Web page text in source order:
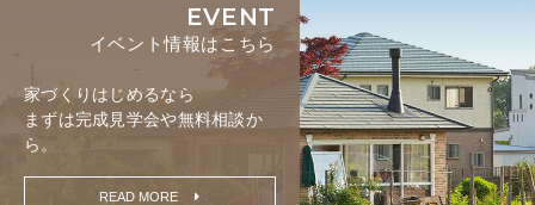
EVENT
イベント情報はこちら
家づくりはじめるなら
まずは完成見学会や無料相談か
ら。
READ MORE